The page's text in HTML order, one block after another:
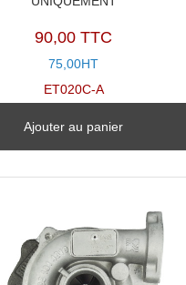
90,00 TTC
75,00HT
ET020C-A
Ajouter au panier